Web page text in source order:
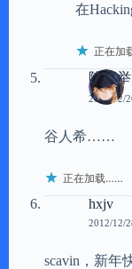
在
正在加
陈少举
2012/12/
谷人希……
正在加载……
hxjv
2012/12/
scavin，新年